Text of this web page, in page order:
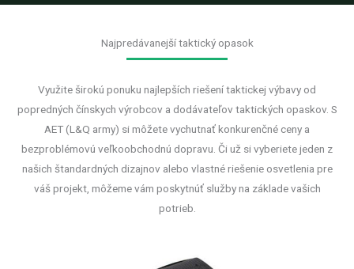
Najpredávanejší taktický opasok
Využite širokú ponuku najlepších riešení taktickej výbavy od
popredných čínskych výrobcov a dodávateľov taktických opaskov. S
AET (L&Q army) si môžete vychutnať konkurenčné ceny a
bezproblémovú veľkoobchodnú dopravu. Či už si vyberiete jeden z
našich štandardných dizajnov alebo vlastné riešenie osvetlenia pre
váš projekt, môžeme vám poskytnúť služby na základe vašich
potrieb.